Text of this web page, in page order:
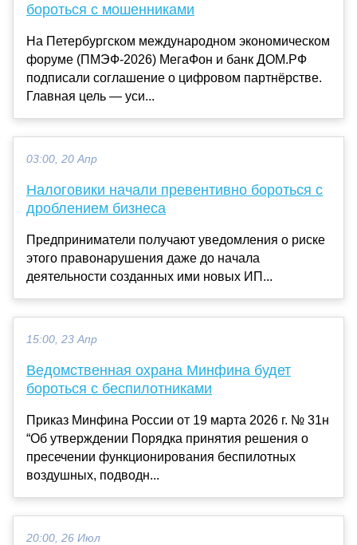
бороться с мошенниками
На Петербургском международном экономическом
форуме (ПМЭФ-2026) МегаФон и банк ДОМ.РФ
подписали соглашение о цифровом партнёрстве.
Главная цель — уси...
03:00, 20 Апр
Налоговики начали превентивно бороться с
дроблением бизнеса
Предприниматели получают уведомления о риске
этого правонарушения даже до начала
деятельности созданных ими новых ИП...
15:00, 23 Апр
Ведомственная охрана Минфина будет
бороться с беспилотниками
Приказ Минфина России от 19 марта 2026 г. № 31н
“Об утверждении Порядка принятия решения о
пресечении функционирования беспилотных
воздушных, подводн...
20:00, 26 Июл